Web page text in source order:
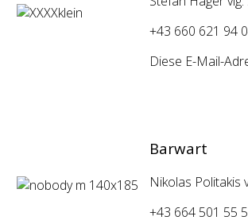
+43 660 621 94
Diese E-Mail-
Barwart
Nikolas Politakis
+43 664 501 55